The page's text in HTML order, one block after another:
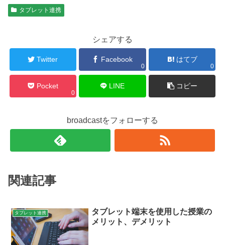
タブレット連携
シェアする
Twitter Facebook
0
はてブ
0
Pocket
0
LINE コピー
broadcastをフォローする
関連記事
タブレット連携
タブレット端末を使用した授業の
メリット、デメリット